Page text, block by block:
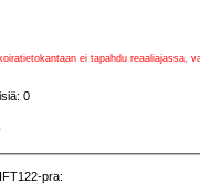
ei tapahdu
0
IFT122-pra: